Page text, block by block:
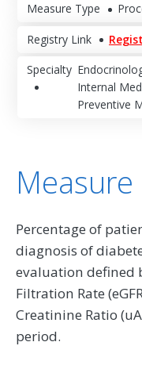
Measure Type
Registry Link
Specialty
Internal
Preventive
Percentage of
diagnosis of
evaluation defined
Filtration Rate
Creatinine Ratio
period.